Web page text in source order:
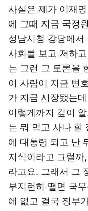
사실은 제가 이재
에 그때 지금 국정
성남시청 강당에
사회를 보고 저하
는 그런 그 토론을
이 사람이 지금 변
가 지금 시장됐는
이렇게까지 깊이
는 뭐 먹고 사나 할
에 대통령 되고 난
지식이라고 그럴까
라고요. 그래서 그
부지런히 떨면 국
에 없고 결국 정부